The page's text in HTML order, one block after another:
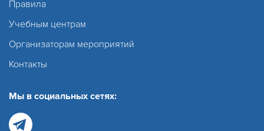
Правила
Учебным центрам
Организаторам мероприятий
Контакты
Мы в социальных сетях: